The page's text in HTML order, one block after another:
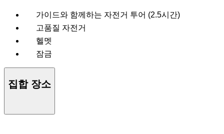
가이드와 함께하는 자전거 투어 (2.5시간)
고품질 자전거
헬멧
잠금
집합 장소